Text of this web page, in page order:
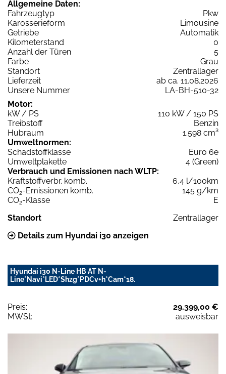
Allgemeine Daten:
Fahrzeugtyp
Pkw
Karosserieform
Limousine
Getriebe
Automatik
Kilometerstand
0
Anzahl der Türen
5
Farbe
Grau
Standort
Zentrallager
Lieferzeit
ab ca. 11.08.2026
Unsere Nummer
LA-BH-510-32
Motor:
kW / PS
110 kW / 150 PS
Treibstoff
Benzin
Hubraum
1.598 cm³
Umweltnormen:
Schadstoffklasse
Euro 6e
Umweltplakette
4 (Green)
Verbrauch und Emissionen nach WLTP:
Kraftstoffverbr. komb.
6,4 l/100km
CO2-Emissionen komb.
145 g/km
CO2-Klasse
E
Standort
Zentrallager
Details zum Hyundai i30 anzeigen
Hyundai i30 N-Line HB AT N-
Line*Navi*LED*Shzg*PDCv+h*Cam*18.
Preis:
29.399,00 €
MWSt:
ausweisbar